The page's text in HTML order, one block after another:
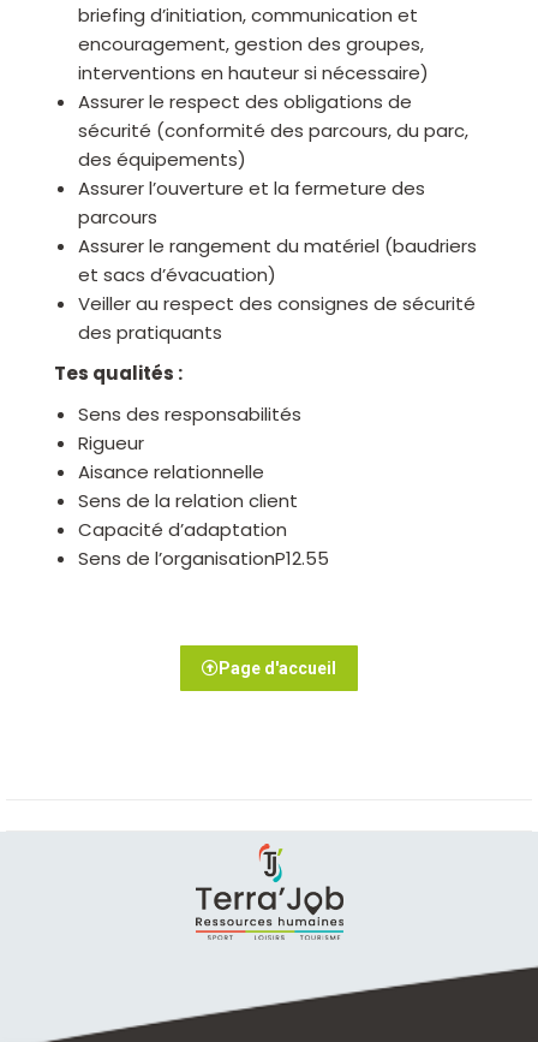
briefing d’initiation, communication et
encouragement, gestion des groupes,
interventions en hauteur si nécessaire)
Assurer le respect des obligations de
sécurité (conformité des parcours, du parc,
des équipements)
Assurer l’ouverture et la fermeture des
parcours
Assurer le rangement du matériel (baudriers
et sacs d’évacuation)
Veiller au respect des consignes de sécurité
des pratiquants
Tes qualités :
Sens des responsabilités
Rigueur
Aisance relationnelle
Sens de la relation client
Capacité d’adaptation
Sens de l’organisationP12.55
Page d'accueil